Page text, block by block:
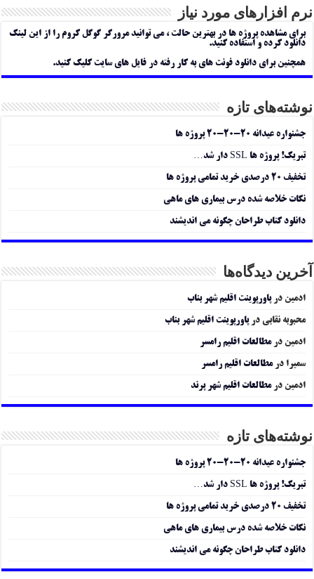
نرم افزارهای مورد نیاز
برای مشاهده پروژه ها در بهترین حالت ، می توانید مرورگر گوگل کروم را از این لینک
دانلود کرده و استفاده کنید.
همچنین برای دانلود فونت های به کار رفته در فایل های سایت کلیک کنید.
نوشته‌های تازه
جشنواره عیدانه ۲۰-۲۰-۲۰ پروژه ها
تبریک! پروژه ها SSL دار شد…
تخفیف ۲۰ درصدی خرید تمامی پروژه ها
نکات خلاصه شده درس بیماری های ماهی
دانلود کتاب طراحان چگونه می اندیشند
آخرین دیدگاه‌ها
ادمین درپاورپوینت اقلیم شهر بناب
محبوبه نقابی درپاورپوینت اقلیم شهر بناب
ادمین درمطالعات اقلیم رامسر
سمیرا درمطالعات اقلیم رامسر
ادمین درمطالعات اقلیم شهر پرند
نوشته‌های تازه
جشنواره عیدانه ۲۰-۲۰-۲۰ پروژه ها
تبریک! پروژه ها SSL دار شد…
تخفیف ۲۰ درصدی خرید تمامی پروژه ها
نکات خلاصه شده درس بیماری های ماهی
دانلود کتاب طراحان چگونه می اندیشند